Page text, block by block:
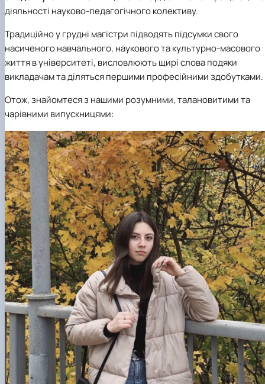
діяльності науково-педагогічного колективу.
Традиційно у грудні магістри підводять підсумки свого
насиченого навчального, наукового та культурно-масового
життя в університеті, висловлюють щирі слова подяки
викладачам та діляться першими професійними здобутками.
Отож, знайомтеся з нашими розумними, талановитими та
чарівними випускницями: